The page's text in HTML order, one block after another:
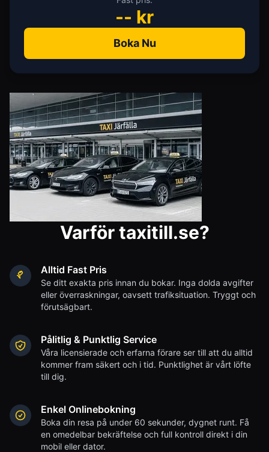
-- kr
Boka Nu
Varför taxitill.se?
Alltid Fast Pris
Se ditt exakta pris innan du bokar. Inga dolda avgifter
eller överraskningar, oavsett trafiksituation. Tryggt och
förutsägbart.
Pålitlig & Punktlig Service
Våra licensierade och erfarna förare ser till att du alltid
kommer fram säkert och i tid. Punktlighet är vårt löfte
till dig.
Enkel Onlinebokning
Boka din resa på under 60 sekunder, dygnet runt. Få
en omedelbar bekräftelse och full kontroll direkt i din
mobil eller dator.